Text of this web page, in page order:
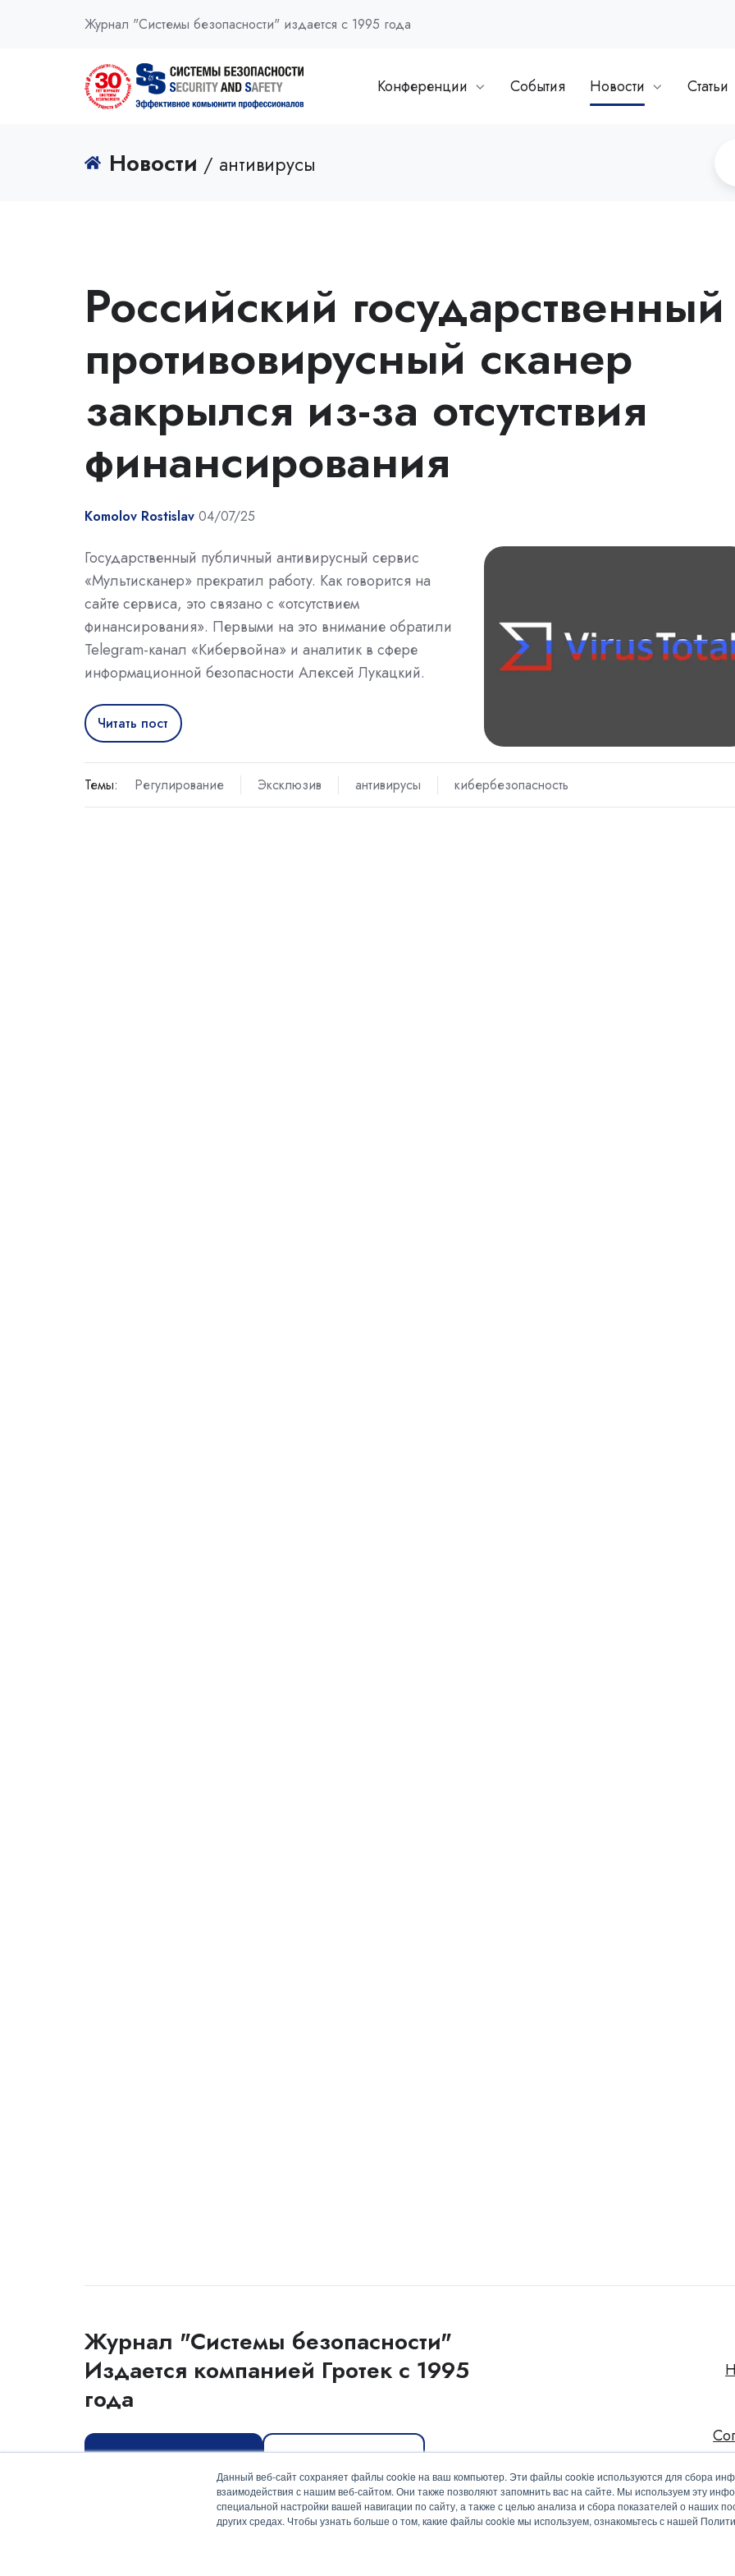
Данный веб-сайт сохраняет файлы cookie на ваш компьютер. Эти файлы cookie используются для сбора
взаимодействия с нашим веб-сайтом. Они также позволяют запомнить вас на сайте. Мы используем эту
специальной настройки вашей навигации по сайту, а также с целью анализа и сбора показателей о наших
других средах. Чтобы узнать больше о том, какие файлы cookie мы используем, ознакомьтесь с нашей
Журнал "Системы безопасности" издается с 1995 года
Конференции События Новости Статьи
Новости / антивирусы
Российский государственный
противовирусный сканер
закрылся из-за отсутствия
финансирования
Komolov Rostislav 04/07/25
Государственный публичный антивирусный сервис
«Мультисканер» прекратил работу. Как говорится на
сайте сервиса, это связано с «отсутствием
финансирования». Первыми на это внимание обратили
Telegram-канал «Кибервойна» и аналитик в сфере
информационной безопасности Алексей Лукацкий.
Читать пост
Темы: Регулирование Эксклюзив антивирусы кибербезопасность
Журнал "Системы безопасности"
Издается компанией Гротек с 1995
года
Оформить подписку Скачать медиакит